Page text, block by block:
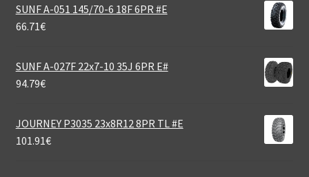
SUNF A-051 145/70-6 18F 6PR #E
66.71€
SUNF A-027F 22x7-10 35J 6PR E#
94.79€
JOURNEY P3035 23x8R12 8PR TL #E
101.91€